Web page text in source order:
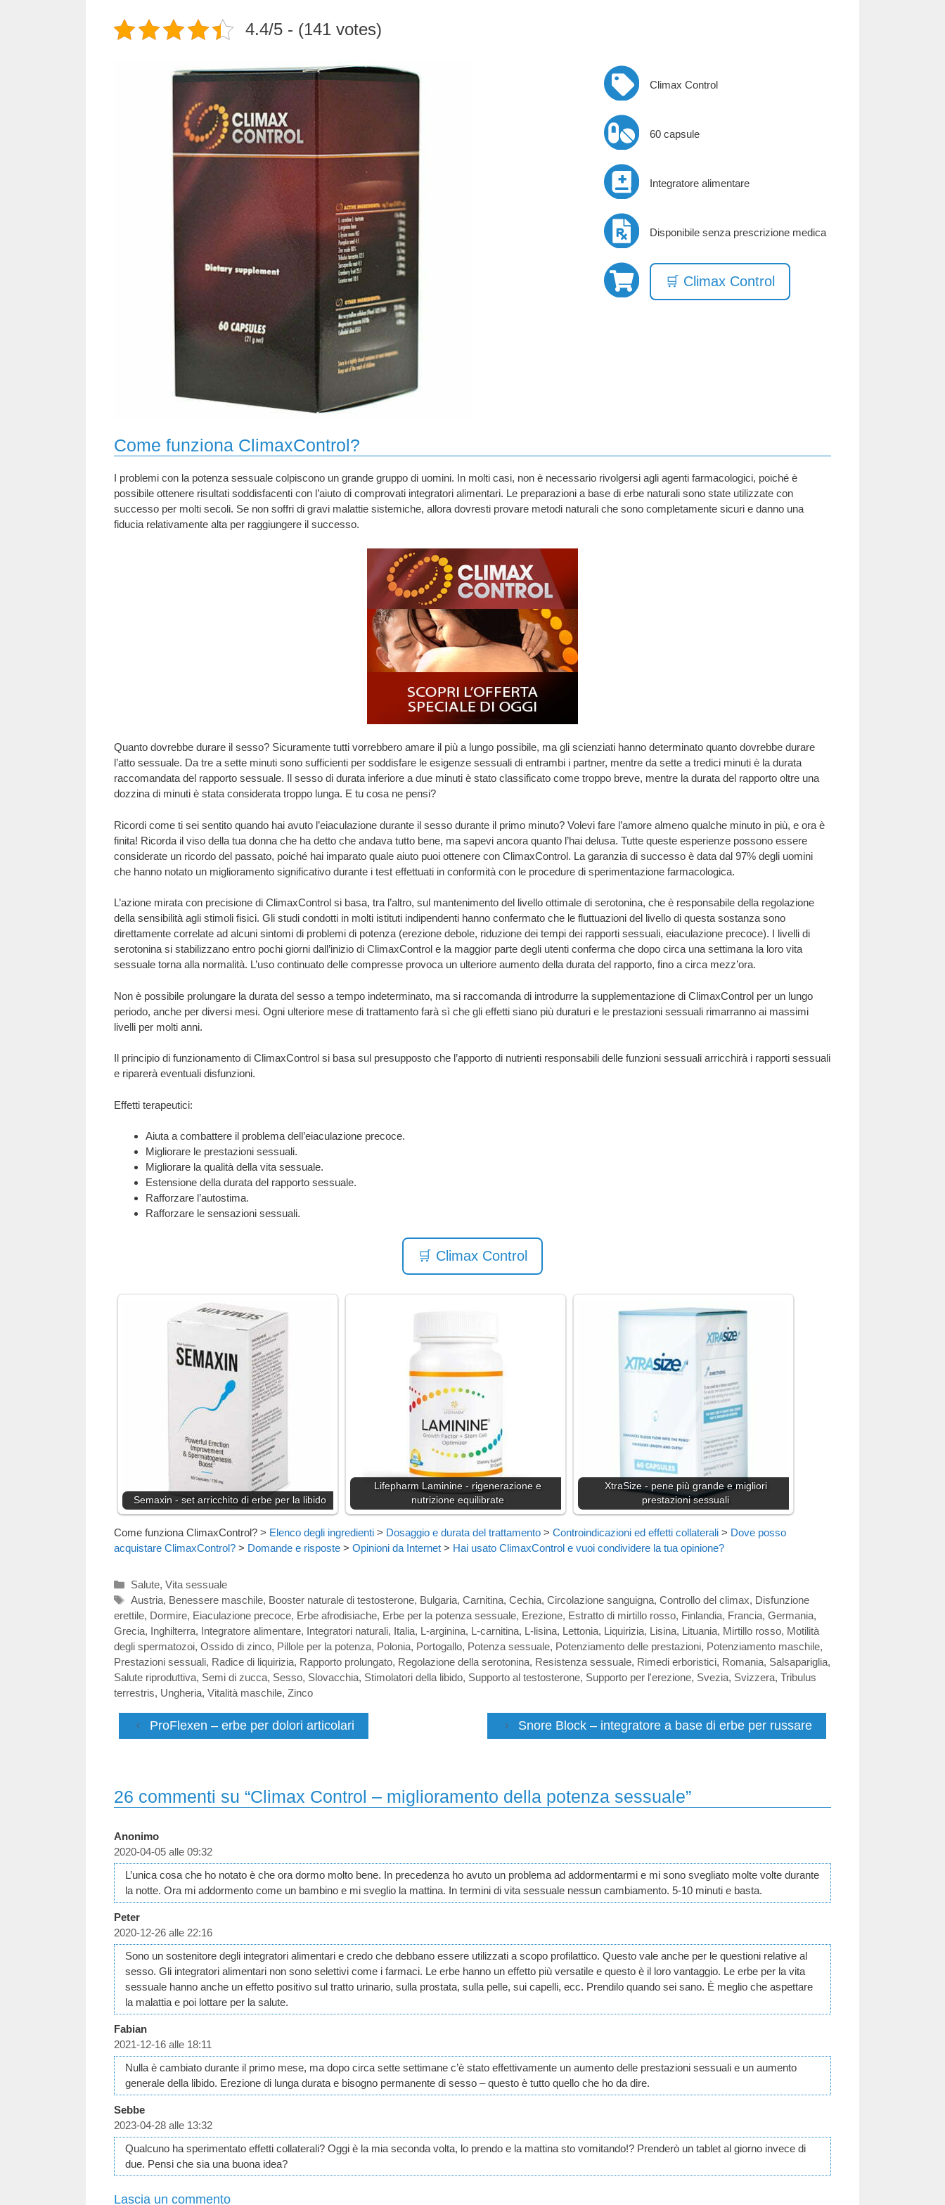
4.4/5 - (141 votes)
Climax Control
60 capsule
Integratore alimentare
Disponibile senza prescrizione medica
🛒 Climax Control
Come funziona ClimaxControl?
I problemi con la potenza sessuale colpiscono un grande gruppo di uomini. In molti casi, non è necessario rivolgersi agli agenti farmacologici, poiché è
possibile ottenere risultati soddisfacenti con l’aiuto di comprovati integratori alimentari. Le preparazioni a base di erbe naturali sono state utilizzate con
successo per molti secoli. Se non soffri di gravi malattie sistemiche, allora dovresti provare metodi naturali che sono completamente sicuri e danno una
fiducia relativamente alta per raggiungere il successo.
Quanto dovrebbe durare il sesso? Sicuramente tutti vorrebbero amare il più a lungo possibile, ma gli scienziati hanno determinato quanto dovrebbe durare
l’atto sessuale. Da tre a sette minuti sono sufficienti per soddisfare le esigenze sessuali di entrambi i partner, mentre da sette a tredici minuti è la durata
raccomandata del rapporto sessuale. Il sesso di durata inferiore a due minuti è stato classificato come troppo breve, mentre la durata del rapporto oltre una
dozzina di minuti è stata considerata troppo lunga. E tu cosa ne pensi?
Ricordi come ti sei sentito quando hai avuto l’eiaculazione durante il sesso durante il primo minuto? Volevi fare l’amore almeno qualche minuto in più, e ora è
finita! Ricorda il viso della tua donna che ha detto che andava tutto bene, ma sapevi ancora quanto l’hai delusa. Tutte queste esperienze possono essere
considerate un ricordo del passato, poiché hai imparato quale aiuto puoi ottenere con ClimaxControl. La garanzia di successo è data dal 97% degli uomini
che hanno notato un miglioramento significativo durante i test effettuati in conformità con le procedure di sperimentazione farmacologica.
L’azione mirata con precisione di ClimaxControl si basa, tra l’altro, sul mantenimento del livello ottimale di serotonina, che è responsabile della regolazione
della sensibilità agli stimoli fisici. Gli studi condotti in molti istituti indipendenti hanno confermato che le fluttuazioni del livello di questa sostanza sono
direttamente correlate ad alcuni sintomi di problemi di potenza (erezione debole, riduzione dei tempi dei rapporti sessuali, eiaculazione precoce). I livelli di
serotonina si stabilizzano entro pochi giorni dall’inizio di ClimaxControl e la maggior parte degli utenti conferma che dopo circa una settimana la loro vita
sessuale torna alla normalità. L’uso continuato delle compresse provoca un ulteriore aumento della durata del rapporto, fino a circa mezz’ora.
Non è possibile prolungare la durata del sesso a tempo indeterminato, ma si raccomanda di introdurre la supplementazione di ClimaxControl per un lungo
periodo, anche per diversi mesi. Ogni ulteriore mese di trattamento farà sì che gli effetti siano più duraturi e le prestazioni sessuali rimarranno ai massimi
livelli per molti anni.
Il principio di funzionamento di ClimaxControl si basa sul presupposto che l’apporto di nutrienti responsabili delle funzioni sessuali arricchirà i rapporti sessuali
e riparerà eventuali disfunzioni.
Effetti terapeutici:
Aiuta a combattere il problema dell’eiaculazione precoce.
Migliorare le prestazioni sessuali.
Migliorare la qualità della vita sessuale.
Estensione della durata del rapporto sessuale.
Rafforzare l’autostima.
Rafforzare le sensazioni sessuali.
🛒 Climax Control
Semaxin - set arricchito di erbe per la libido
Lifepharm Laminine - rigenerazione e
nutrizione equilibrate
XtraSize - pene più grande e migliori
prestazioni sessuali
Come funziona ClimaxControl? > Elenco degli ingredienti > Dosaggio e durata del trattamento > Controindicazioni ed effetti collaterali > Dove posso
acquistare ClimaxControl? > Domande e risposte > Opinioni da Internet > Hai usato ClimaxControl e vuoi condividere la tua opinione?
Categorie
Salute, Vita sessuale
Tag
Austria, Benessere maschile, Booster naturale di testosterone, Bulgaria, Carnitina, Cechia, Circolazione sanguigna, Controllo del climax, Disfunzione
erettile, Dormire, Eiaculazione precoce, Erbe afrodisiache, Erbe per la potenza sessuale, Erezione, Estratto di mirtillo rosso, Finlandia, Francia, Germania,
Grecia, Inghilterra, Integratore alimentare, Integratori naturali, Italia, L-arginina, L-carnitina, L-lisina, Lettonia, Liquirizia, Lisina, Lituania, Mirtillo rosso, Motilità
degli spermatozoi, Ossido di zinco, Pillole per la potenza, Polonia, Portogallo, Potenza sessuale, Potenziamento delle prestazioni, Potenziamento maschile,
Prestazioni sessuali, Radice di liquirizia, Rapporto prolungato, Regolazione della serotonina, Resistenza sessuale, Rimedi erboristici, Romania, Salsapariglia,
Salute riproduttiva, Semi di zucca, Sesso, Slovacchia, Stimolatori della libido, Supporto al testosterone, Supporto per l'erezione, Svezia, Svizzera, Tribulus
terrestris, Ungheria, Vitalità maschile, Zinco
ProFlexen – erbe per dolori articolari Snore Block – integratore a base di erbe per russare
26 commenti su “Climax Control – miglioramento della potenza sessuale”
Anonimo
2020-04-05 alle 09:32
L’unica cosa che ho notato è che ora dormo molto bene. In precedenza ho avuto un problema ad addormentarmi e mi sono svegliato molte volte durante
la notte. Ora mi addormento come un bambino e mi sveglio la mattina. In termini di vita sessuale nessun cambiamento. 5-10 minuti e basta.
Peter
2020-12-26 alle 22:16
Sono un sostenitore degli integratori alimentari e credo che debbano essere utilizzati a scopo profilattico. Questo vale anche per le questioni relative al
sesso. Gli integratori alimentari non sono selettivi come i farmaci. Le erbe hanno un effetto più versatile e questo è il loro vantaggio. Le erbe per la vita
sessuale hanno anche un effetto positivo sul tratto urinario, sulla prostata, sulla pelle, sui capelli, ecc. Prendilo quando sei sano. È meglio che aspettare
la malattia e poi lottare per la salute.
Fabian
2021-12-16 alle 18:11
Nulla è cambiato durante il primo mese, ma dopo circa sette settimane c’è stato effettivamente un aumento delle prestazioni sessuali e un aumento
generale della libido. Erezione di lunga durata e bisogno permanente di sesso – questo è tutto quello che ho da dire.
Sebbe
2023-04-28 alle 13:32
Qualcuno ha sperimentato effetti collaterali? Oggi è la mia seconda volta, lo prendo e la mattina sto vomitando!? Prenderò un tablet al giorno invece di
due. Pensi che sia una buona idea?
Lascia un commento